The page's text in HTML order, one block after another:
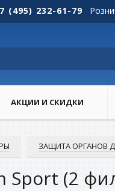
(495) 232-61-79
АКЦИИ И СКИДКИ
ЗАЩИТА ОРГАНОВ
Sport (2